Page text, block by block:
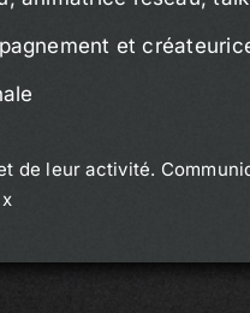
et
de leur activité.